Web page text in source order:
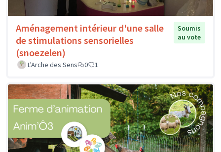
Aménagement intérieur d'une salle
de stimulations sensorielles
(snoezelen)
Soumis
au vote
L'Arche des Sens 0 1